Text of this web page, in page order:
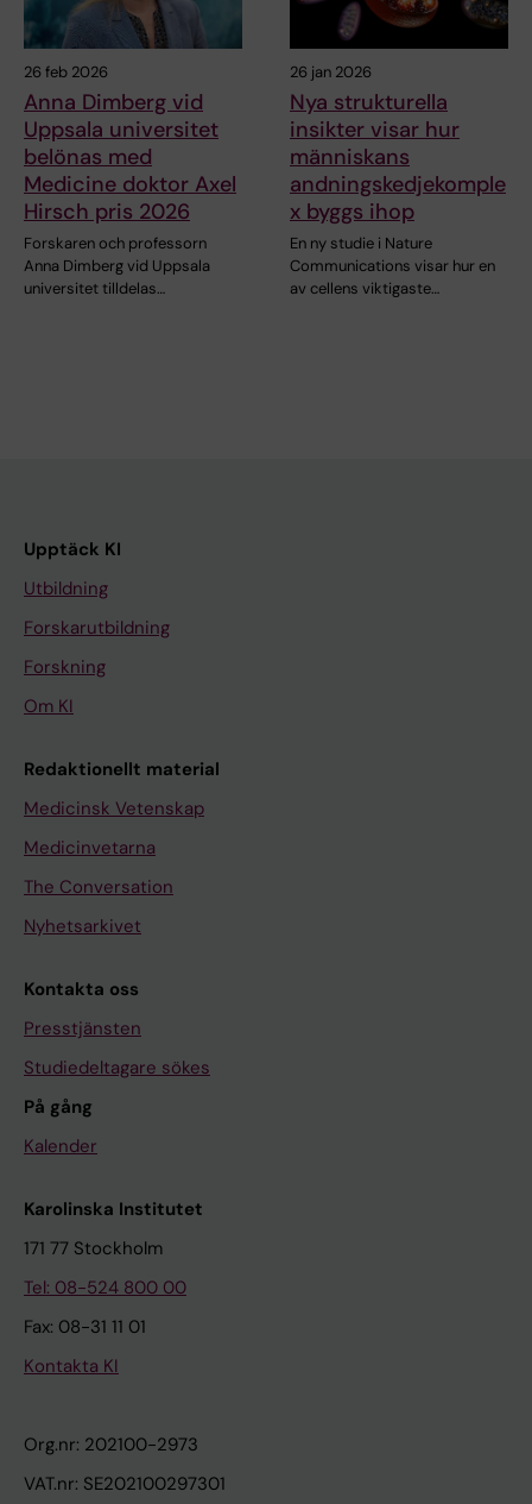
26 feb 2026
Anna Dimberg vid
Uppsala universitet
belönas med
Medicine doktor Axel
Hirsch pris 2026
Forskaren och professorn
Anna Dimberg vid Uppsala
universitet tilldelas…
26 jan 2026
Nya strukturella
insikter visar hur
människans
andningskedjekomple
x byggs ihop
En ny studie i Nature
Communications visar hur en
av cellens viktigaste…
Upptäck KI
Utbildning
Forskarutbildning
Forskning
Om KI
Redaktionellt material
Medicinsk Vetenskap
Medicinvetarna
The Conversation
Nyhetsarkivet
Kontakta oss
Presstjänsten
Studiedeltagare sökes
På gång
Kalender
Karolinska Institutet
171 77 Stockholm
Tel: 08-524 800 00
Fax: 08-31 11 01
Kontakta KI
Org.nr: 202100-2973
VAT.nr: SE202100297301